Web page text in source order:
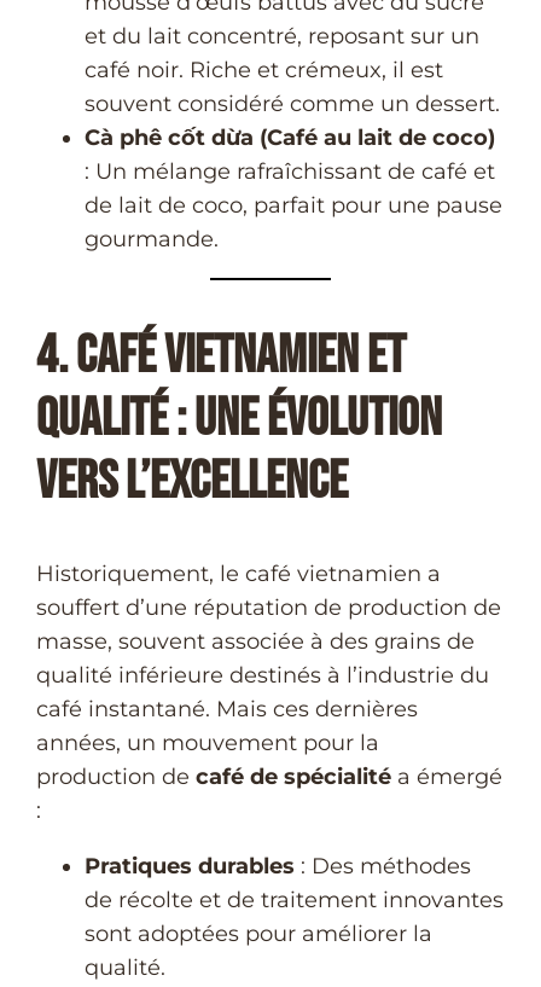
et du lait concentré, reposant sur un
café noir. Riche et crémeux, il est
souvent considéré comme un dessert.
Cà phê cốt dừa (Café au lait de coco)
: Un mélange rafraîchissant de café et
de lait de coco, parfait pour une pause
gourmande.
4. Café Vietnamien et
Qualité : Une Évolution
Vers l’Excellence
Historiquement, le café vietnamien a
souffert d’une réputation de production de
masse, souvent associée à des grains de
qualité inférieure destinés à l’industrie du
café instantané. Mais ces dernières
années, un mouvement pour la
production decafé de spécialité a émergé
:
Pratiques durables : Des méthodes
de récolte et de traitement innovantes
sont adoptées pour améliorer la
qualité.